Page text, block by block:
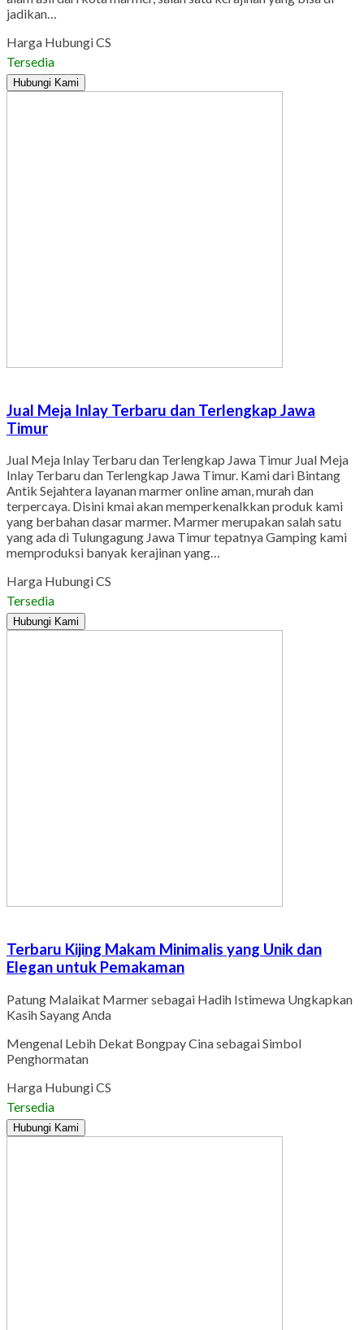
jadikan…
Harga Hubungi CS
Tersedia
Hubungi Kami
Jual Meja Inlay Terbaru dan Terlengkap Jawa
Timur
Jual Meja Inlay Terbaru dan Terlengkap Jawa Timur Jual Meja
Inlay Terbaru dan Terlengkap Jawa Timur. Kami dari Bintang
Antik Sejahtera layanan marmer online aman, murah dan
terpercaya. Disini kmai akan memperkenalkkan produk kami
yang berbahan dasar marmer. Marmer merupakan salah satu
yang ada di Tulungagung Jawa Timur tepatnya Gamping kami
memproduksi banyak kerajinan yang…
Harga Hubungi CS
Tersedia
Hubungi Kami
Terbaru Kijing Makam Minimalis yang Unik dan
Elegan untuk Pemakaman
Patung Malaikat Marmer sebagai Hadih Istimewa Ungkapkan
Kasih Sayang Anda
Mengenal Lebih Dekat Bongpay Cina sebagai Simbol
Penghormatan
Harga Hubungi CS
Tersedia
Hubungi Kami